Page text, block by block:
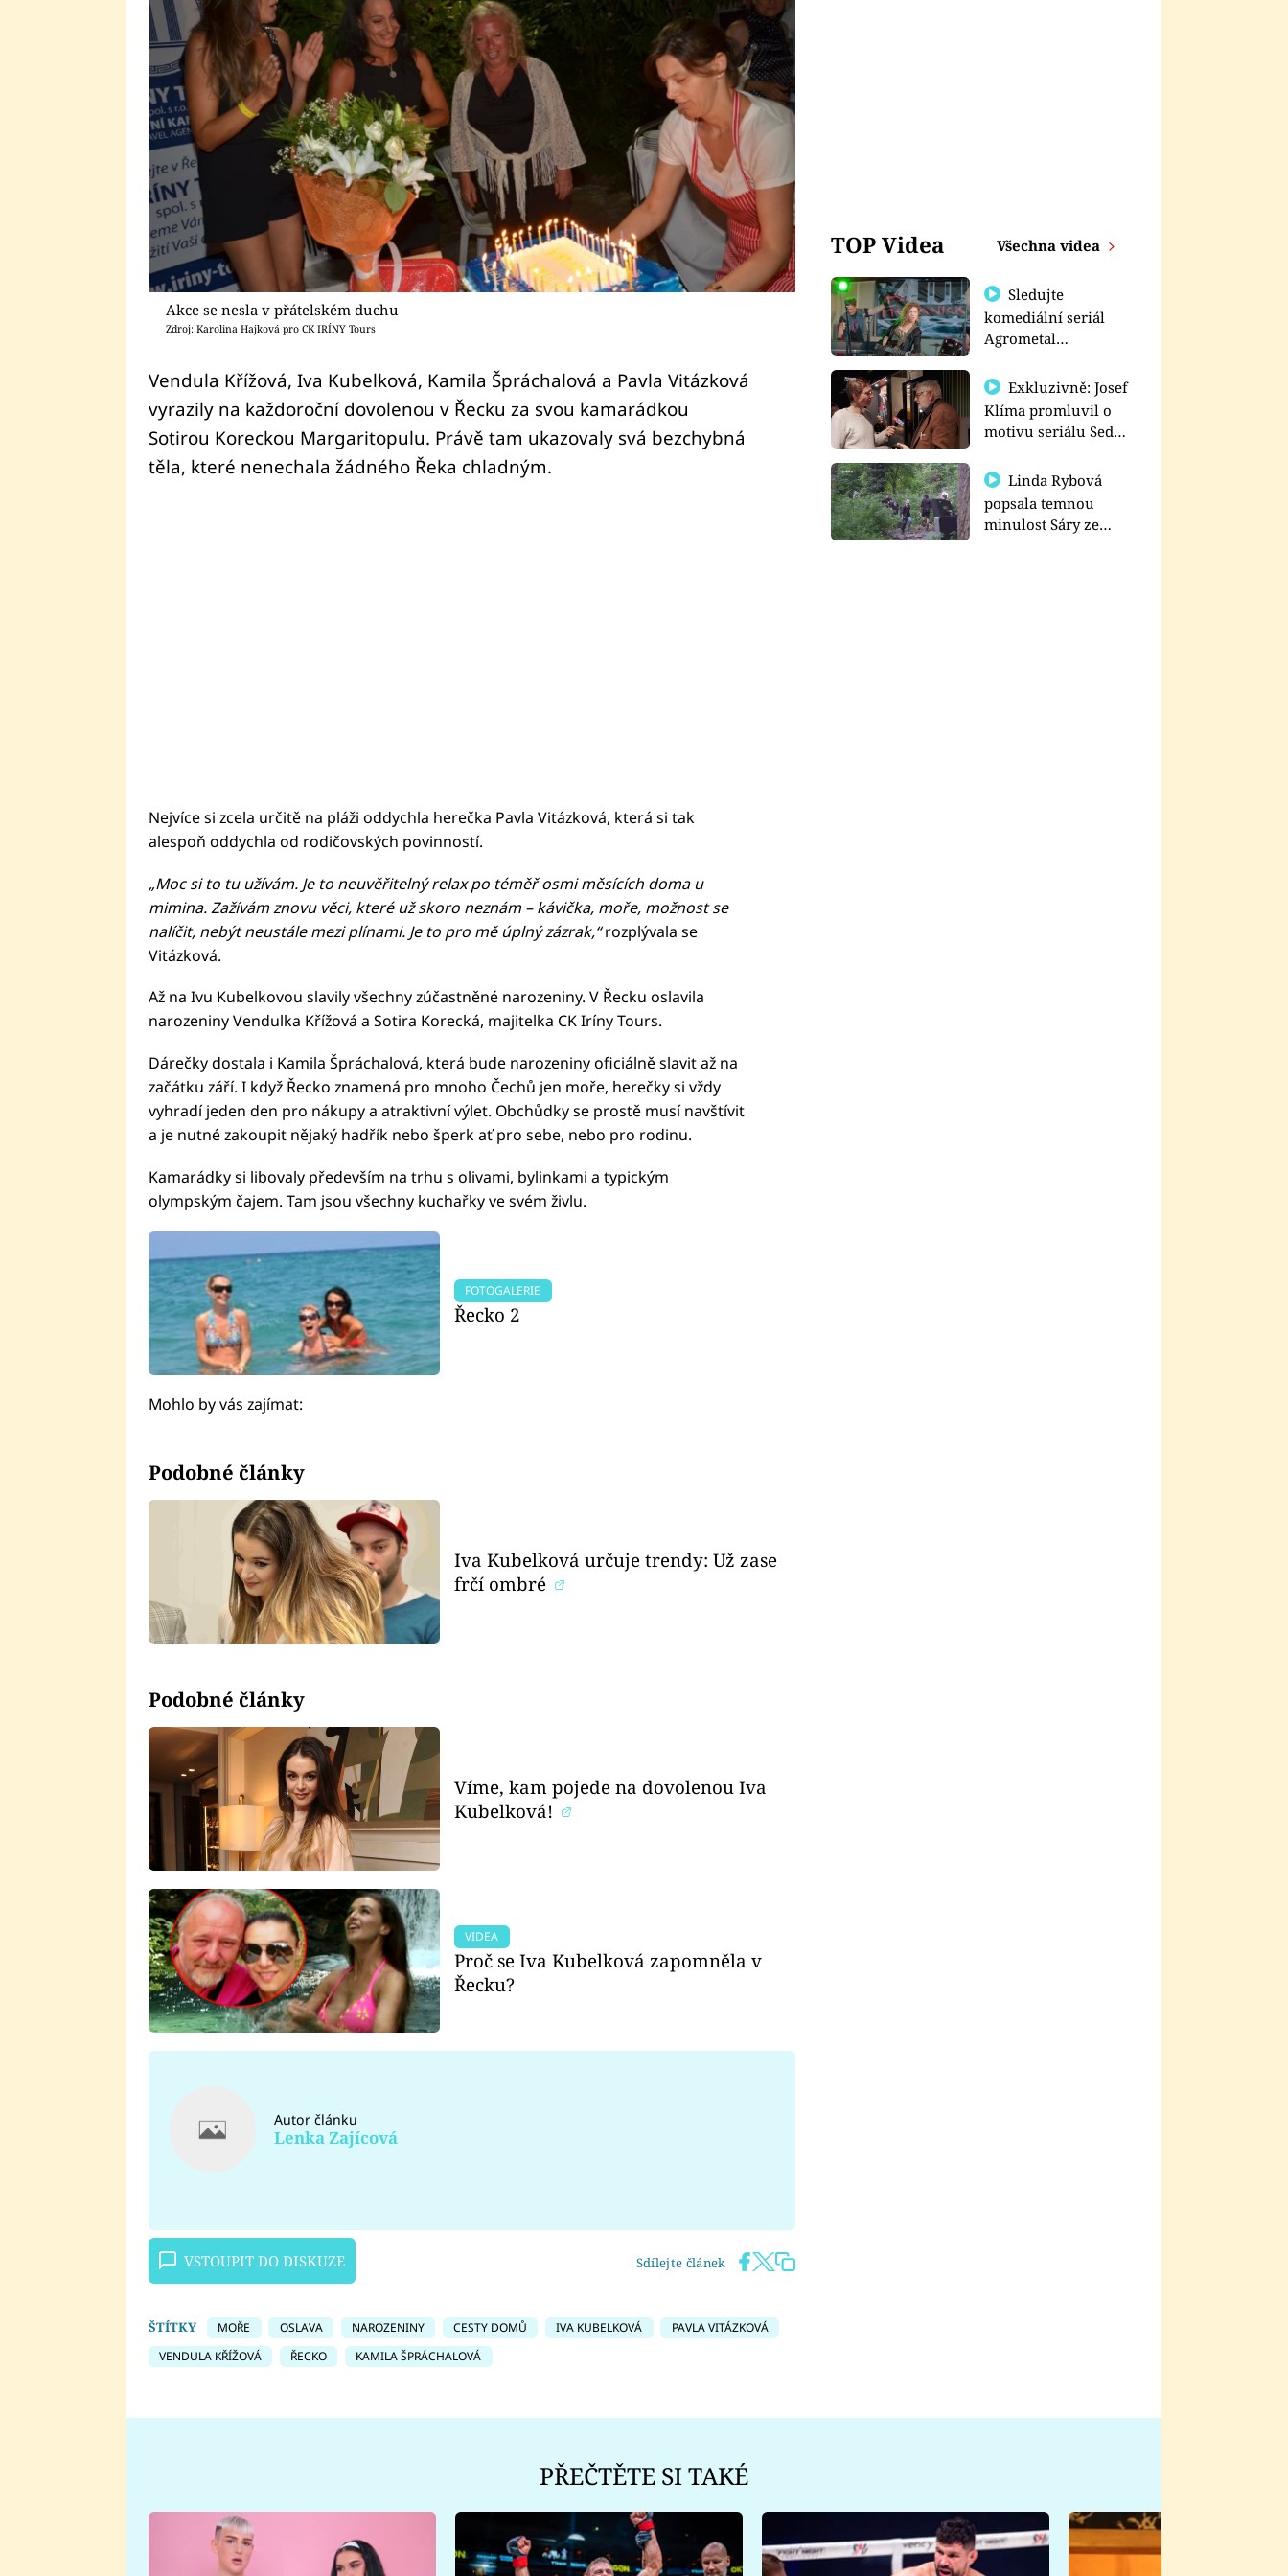
Akce se nesla v přátelském duchu
Zdroj: Karolina Hajková pro CK IRÍNY Tours
Vendula Křížová, Iva Kubelková, Kamila Špráchalová a Pavla Vitázková
vyrazily na každoroční dovolenou v Řecku za svou kamarádkou
Sotirou Koreckou Margaritopulu. Právě tam ukazovaly svá bezchybná
těla, které nenechala žádného Řeka chladným.
Nejvíce si zcela určitě na pláži oddychla herečka Pavla Vitázková, která si tak
alespoň oddychla od rodičovských povinností.
„Moc si to tu užívám. Je to neuvěřitelný relax po téměř osmi měsících doma u
mimina. Zažívám znovu věci, které už skoro neznám – kávička, moře, možnost se
nalíčit, nebýt neustále mezi plínami. Je to pro mě úplný zázrak,“rozplývala se
Vitázková.
Až na Ivu Kubelkovou slavily všechny zúčastněné narozeniny. V Řecku oslavila
narozeniny Vendulka Křížová a Sotira Korecká, majitelka CK Iríny Tours.
Dárečky dostala i Kamila Špráchalová, která bude narozeniny oficiálně slavit až na
začátku září. I když Řecko znamená pro mnoho Čechů jen moře, herečky si vždy
vyhradí jeden den pro nákupy a atraktivní výlet. Obchůdky se prostě musí navštívit
a je nutné zakoupit nějaký hadřík nebo šperk ať pro sebe, nebo pro rodinu.
Kamarádky si libovaly především na trhu s olivami, bylinkami a typickým
olympským čajem. Tam jsou všechny kuchařky ve svém živlu.
FOTOGALERIE
Řecko 2
Mohlo by vás zajímat:
Podobné články
Iva Kubelková určuje trendy: Už zase
frčí ombré
Podobné články
Víme, kam pojede na dovolenou Iva
Kubelková!
VIDEA
Proč se Iva Kubelková zapomněla v
Řecku?
Autor článku
Lenka Zajícová
VSTOUPIT DO DISKUZE Sdílejte článek
ŠTÍTKY MOŘE OSLAVA NAROZENINY CESTY DOMŮ IVA KUBELKOVÁ
PAVLA VITÁZKOVÁ
VENDULA KŘÍŽOVÁ
ŘECKO KAMILA ŠPRÁCHALOVÁ
TOP Videa Všechna videa
Sledujte
komediální seriál
Agrometal
prima+
Exkluzivně: Josef
Klíma promluvil o
motivu seriálu Sedm
Linda Rybová
popsala temnou
minulost Sáry ze
PŘEČTĚTE SI TAKÉ